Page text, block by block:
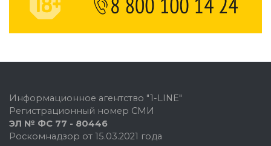
Информационное агентство "1-LINE"
Регистрационный номер СМИ
ЭЛ № ФС 77 - 80446
Роскомнадзор от 15.03.2021 года